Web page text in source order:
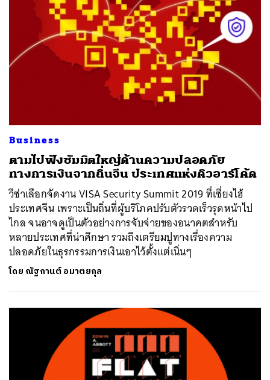
Business
ตามไปฟังซัมมิตใหญ่ด้านความปลอดภัย
ทางการเงินจากถิ่นจีน ประเทศแห่งคิวอาร์โค้ด
วีซ่าเลือกจัดงาน VISA Security Summit 2019 ที่เซี่ยงไฮ้
ประเทศจีน เพราะเป็นถิ่นที่ผู้บริโภคปรับตัวรวดเร็วรุดหน้าไป
ไกล จนอาจดูเป็นตัวอย่างการจับจ่ายของอนาคตสำหรับ
หลายประเทศที่น่าศึกษา รวมถึงเตรียมปูทางเรื่องความ
ปลอดภัยในธุรกรรมการเงินเอาไว้ตั้งแต่เนิ่นๆ
โดย ณัฐกานต์ อมาตยกุล